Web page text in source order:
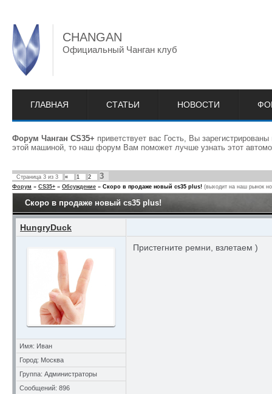
CHANGAN
Официальный Чанган клуб
ГЛАВНАЯ СТАТЬИ НОВОСТИ
Форум Чанган CS35+ приветствует вас Гость, Вы
этой машиной, то наш форум Вам поможет лучше узнать этот
Страница 3 из 3 « 1 2 3
Форум » CS35+ » Обсуждение » Скоро в продаже новый cs35 plus! (выходит на наш рынок
Скоро в продаже новый cs35 plus!
HungryDuck
Имя: Иван
Город: Москва
Группа: Администраторы
Сообщений: 896
Пристегните ремни, взлетаем )